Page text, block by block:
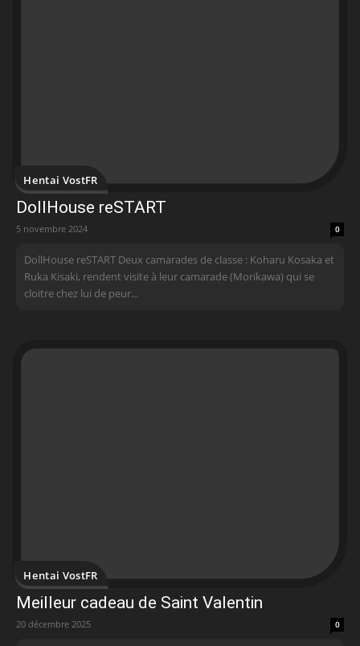
Hentai VostFR
DollHouse reSTART
5 novembre 2024 0
DollHouse reSTART Deux camarades de classe : Koharu Kosaka et
Ruka Kisaki, rendent visite à leur camarade (Morikawa) qui se
cloitre chez lui de peur...
Hentai VostFR
Meilleur cadeau de Saint Valentin
20 décembre 2025 0